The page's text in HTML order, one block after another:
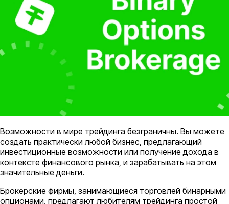
Возможности в мире трейдинга безграничны. Вы можете
создать практически любой бизнес, предлагающий
инвестиционные возможности или получение дохода в
контексте финансового рынка, и зарабатывать на этом
значительные деньги.
Брокерские фирмы, занимающиеся торговлей бинарными
опционами, предлагают любителям трейдинга простой